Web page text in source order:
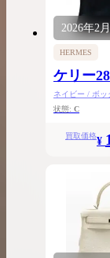
2026年2月
HERMES
ケリー28
ネイビー / ボッ
ド金具
状態: C
買取価格¥